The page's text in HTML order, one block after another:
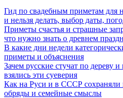
Гид по свадебным приметам для
и нельзя делать, выбор даты,
Приметы счастья и страшные
что нужно знать о древнем
В какие дни недели
приметы и объяснения
Зачем русские стучат по дереву
взялись эти суеверия
Как на Руси и в СССР сохраняли
обряды и семейные смыслы